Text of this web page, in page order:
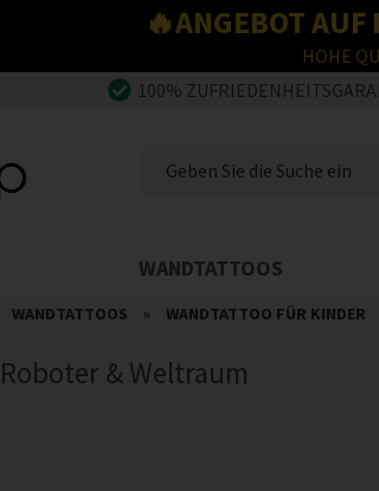
🔥ANGEBOT
HOHE
100%
WANDTATTOOS
WANDTATTOOS » WANDTATTOO FÜR KINDER
Roboter & Weltraum